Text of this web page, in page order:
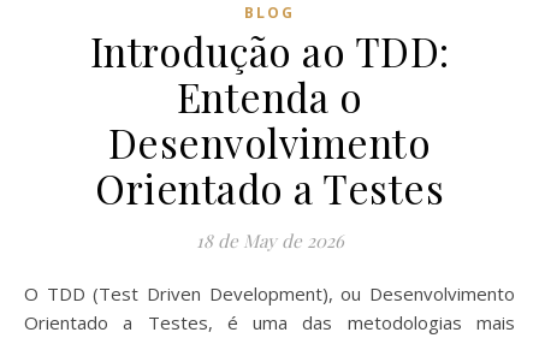
BLOG
Introdução ao TDD:
Entenda o
Desenvolvimento
Orientado a Testes
18 de May de 2026
O TDD (Test Driven Development), ou Desenvolvimento
Orientado a Testes, é uma das metodologias mais